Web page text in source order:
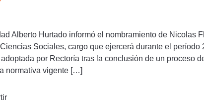
Alberto Hurtado informó el nombramiento de Nicolas
Sociales, cargo que ejercerá durante el período
por Rectoría tras la conclusión de un proceso
normativa vigente […]